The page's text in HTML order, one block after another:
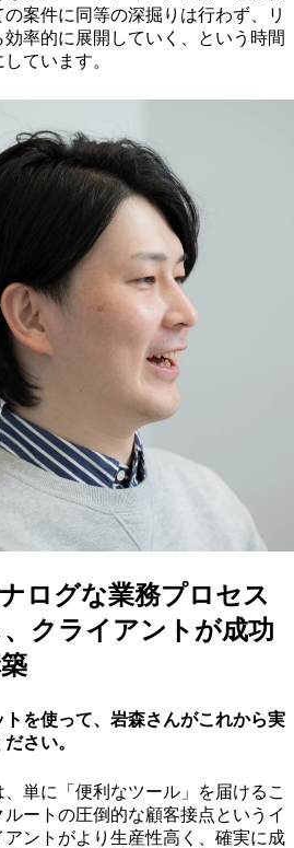
案件に同等の深掘りは行わず、リ
率的に展開していく、という時間
ています。
ログな業務プロセス
クライアントが成功
を使って、岩森さんがこれから実
さい。
単に「便利なツール」を届けるこ
ートの圧倒的な顧客接点というイ
ントがより生産性高く、確実に成